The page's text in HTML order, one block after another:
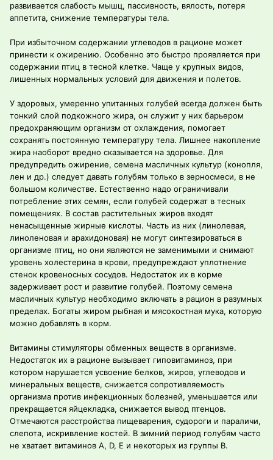
развивается слабость мышц, пассивность, вялость, потеря
аппетита, снижение температуры тела.
При избыточном содержании углеводов в рационе может
принести к ожирению. Особенно это быстро проявляется при
содержании птиц в тесной клетке. Чаще у крупных видов,
лишенных нормальных условий для движения и полетов.
У здоровых, умеренно упитанных голубей всегда должен быть
тонкий слой подкожного жира, он служит у них барьером
предохраняющим организм от охлаждения, помогает
сохранять постоянную температуру тела. Лишнее накопление
жира наоборот вредно сказывается на здоровье. Для
предупредить ожирение, семена масличных культур (конопля,
лен и др.) следует давать голубям только в зерносмеси, в не
большом количестве. Естественно надо ограничивали
потребление этих семян, если голубей содержат в тесных
помещениях. В состав растительных жиров входят
ненасыщенные жирные кислоты. Часть из них (линолевая,
линоленовая и арахидоновая) не могут синтезироваться в
организме птиц, но они являются не заменимыми и снимают
уровень холестерина в крови, предупреждают уплотнение
стенок кровеносных сосудов. Недостаток их в корме
задерживает рост и развитие голубей. Поэтому семена
масличных культур необходимо включать в рацион в разумных
пределах. Богаты жиром рыбная и мясокостная мука, которую
можно добавлять в корм.
Витамины стимуляторы обменных веществ в организме.
Недостаток их в рационе вызывает гиповитаминоз, при
котором нарушается усвоение белков, жиров, углеводов и
минеральных веществ, снижается сопротивляемость
организма против инфекционных болезней, уменьшается или
прекращается яйцекладка, снижается вывод птенцов.
Отмечаются расстройства пищеварения, судороги и параличи,
слепота, искривление костей. В зимний период голубям часто
не хватает витаминов A, D, Е и некоторых из группы В.